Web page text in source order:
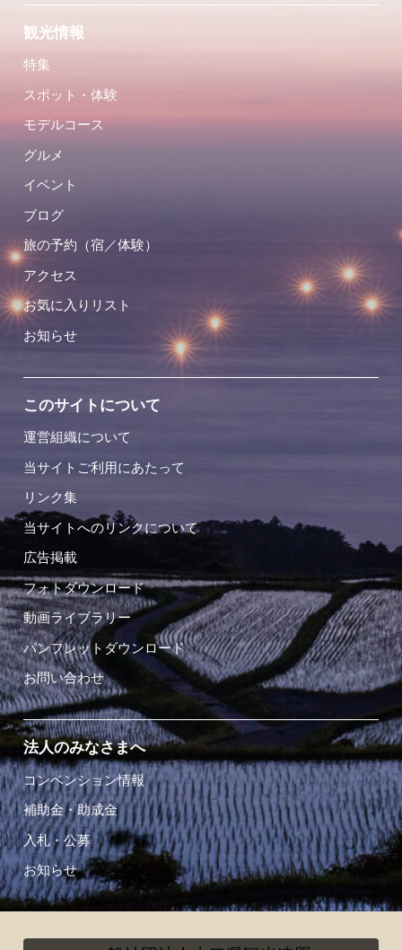
観光情報
特集
スポット・体験
モデルコース
グルメ
イベント
ブログ
旅の予約（宿／体験）
アクセス
お気に入りリスト
お知らせ
このサイトについて
運営組織について
当サイトご利用にあたって
リンク集
当サイトへのリンクについて
広告掲載
フォトダウンロード
動画ライブラリー
パンフレットダウンロード
お問い合わせ
法人のみなさまへ
コンベンション情報
補助金・助成金
入札・公募
お知らせ